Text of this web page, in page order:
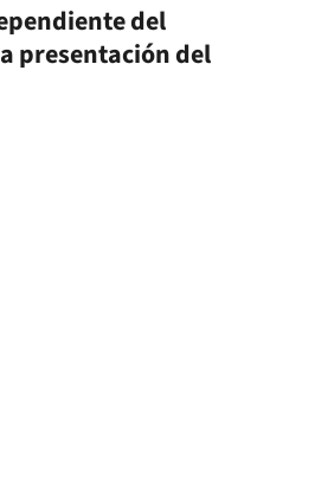
del
presentación del